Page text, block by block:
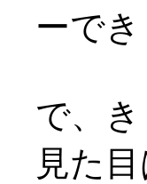
ーで
で、
見た